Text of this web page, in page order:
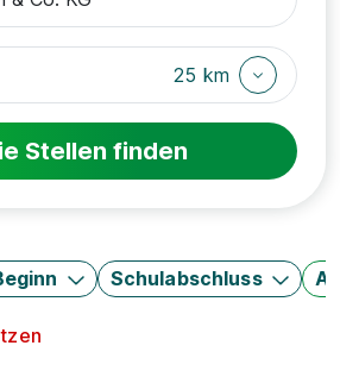
25 km
Stellen finden
Schulabschluss